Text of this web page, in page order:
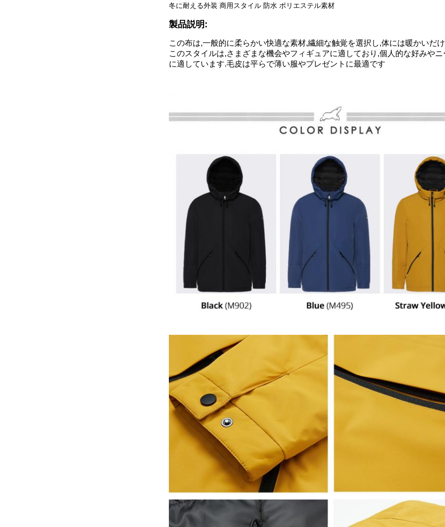
冬に耐える外装 商用スタイル 防水 ポリエステル素材
製品説明:
この布は,一般的に柔らかい快適な素材,繊細な触覚を選択し,体には暖かいだ
このスタイルは,さまざまな機会やフィギュアに適しており,個人的な好みや
に適しています.毛皮は平らで薄い服やプレゼントに最適です